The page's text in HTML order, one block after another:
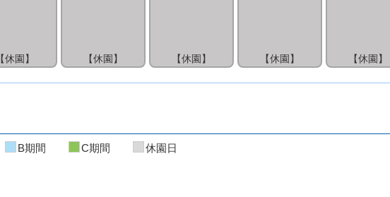
【休園】 【休園】 【休園】 【休園】 【休園】
B期間 C期間 休園日